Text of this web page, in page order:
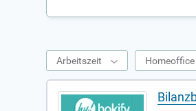
Arbeitszeit Homeoffice